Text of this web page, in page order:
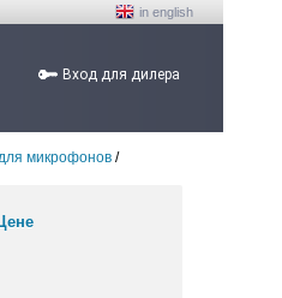
in english
Вход для дилера
микрофонов /